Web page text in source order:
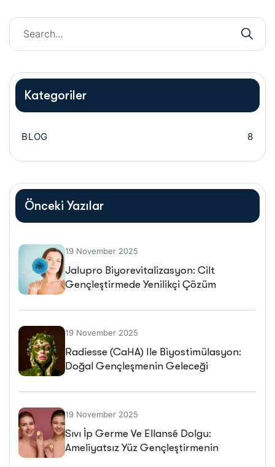
Kategoriler
BLOG 8
Önceki Yazılar
19 November 2025
Jalupro Biyorevitalizasyon: Cilt
Gençleştirmede Yenilikçi Çözüm
19 November 2025
Radiesse (CaHA) Ile Biyostimülasyon:
Doğal Gençleşmenin Geleceği
19 November 2025
Sıvı İp Germe Ve Ellansé Dolgu:
Ameliyatsız Yüz Gençleştirmenin